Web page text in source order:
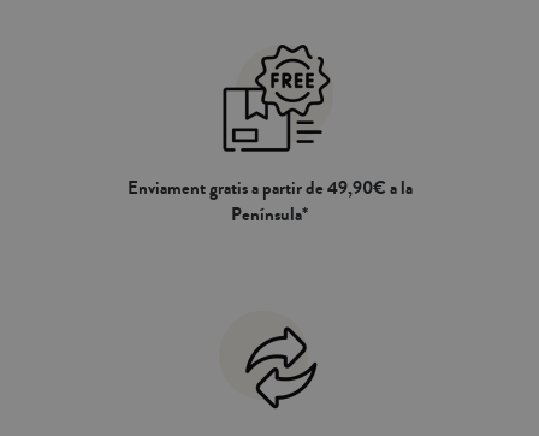
Enviament gratis a partir de 49,90€ a la
Península*